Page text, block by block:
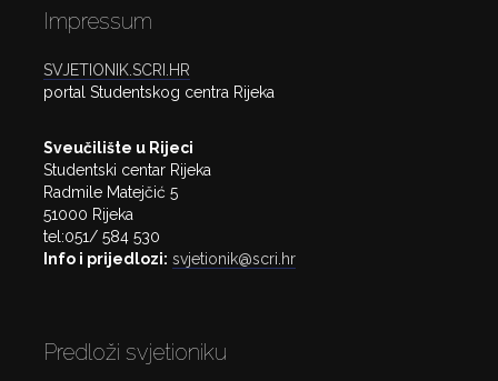
Impressum
SVJETIONIK.SCRI.HR
portal Studentskog centra Rijeka
Sveučilište u Rijeci
Studentski centar Rijeka
Radmile Matejčić 5
51000 Rijeka
tel:051/ 584 530
Info i prijedlozi: svjetionik@scri.hr
Predloži svjetioniku